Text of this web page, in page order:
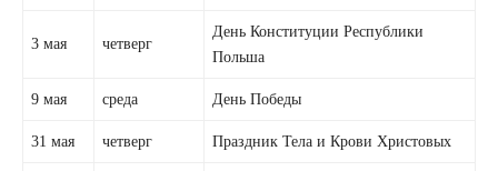
3 мая четверг
День Конституции Республики
Польша
9 мая среда День Победы
31 мая четверг Праздник Тела и Крови Христовых